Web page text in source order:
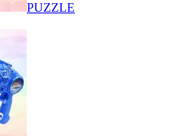
PUZZLE